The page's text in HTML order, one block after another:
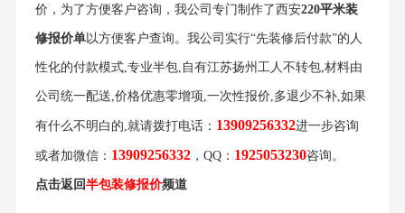
价，为了方便客户咨询，我公司专门制作了西安220平米装
修报价单以方便客户查询。我公司实行“先装修后付款”的人
性化的付款模式,专业半包,自有江苏扬州工人不转包,材料由
公司统一配送,价格优惠零增项,一次性报价,多退少不补,如果
有什么不明白的,就请拨打电话： 13909256332进一步咨询
或者加微信： 13909256332，QQ： 1925053230咨询。
点击返回半包装修报价频道